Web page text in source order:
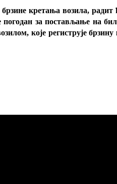
кретања возила, радит
за постављање на
које региструје